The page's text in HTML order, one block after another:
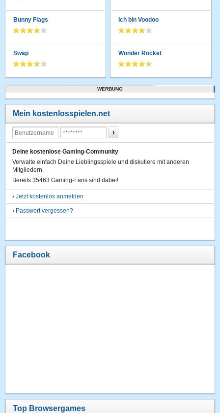
Bunny Flags
Swap
Ich bin Voodoo
Wonder Rocket
WERBUNG
Mein kostenlosspielen.net
Deine kostenlose Gaming-Community
Verwalte einfach Deine Lieblingsspiele und diskutiere mit anderen
Mitgliedern.
Bereits 35463 Gaming-Fans sind dabei!
›Jetzt kostenlos anmelden
› Passwort vergessen?
Facebook
Top Browsergames